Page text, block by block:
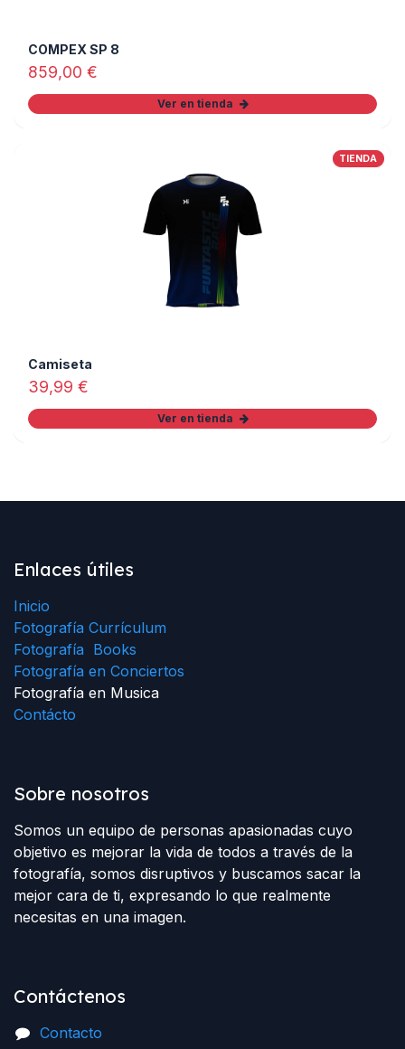
COMPEX SP 8
859,00 €
Ver en tienda
TIENDA
Camiseta
39,99 €
Ver en tienda
Enlaces útiles
Inicio
Fotografía Currículum
Fotografía Books
Fotografía en Conciertos
Fotografía en Musica
Contácto
Sobre nosotros
Somos un equipo de personas apasionadas cuyo
objetivo es mejorar la vida de todos a través de la
fotografía, somos disruptivos y buscamos sacar la
mejor cara de ti, expresando lo que realmente
necesitas en una imagen.
Contáctenos
Contacto